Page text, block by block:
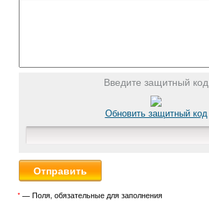
Введите защитный код
Обновить защитный код
* — Поля, обязательные для заполнения